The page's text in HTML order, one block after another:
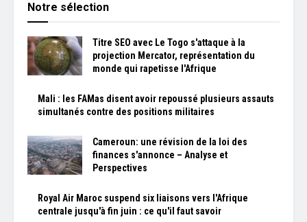
Notre sélection
Titre SEO avec Le Togo s'attaque à la
projection Mercator, représentation du
monde qui rapetisse l'Afrique
Mali : les FAMas disent avoir repoussé plusieurs assauts
simultanés contre des positions militaires
Cameroun: une révision de la loi des
finances s'annonce – Analyse et
Perspectives
Royal Air Maroc suspend six liaisons vers l'Afrique
centrale jusqu'à fin juin : ce qu'il faut savoir